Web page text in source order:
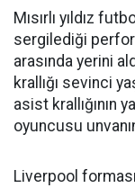
Mısırlı yıldız
sergilediği
arasında yerini
krallığı sevinci
asist krallığının
oyuncusu
Liverpool